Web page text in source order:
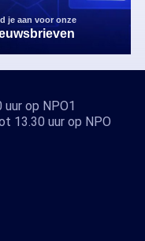
je aan voor onze
op NPO1
13.30 uur op NPO